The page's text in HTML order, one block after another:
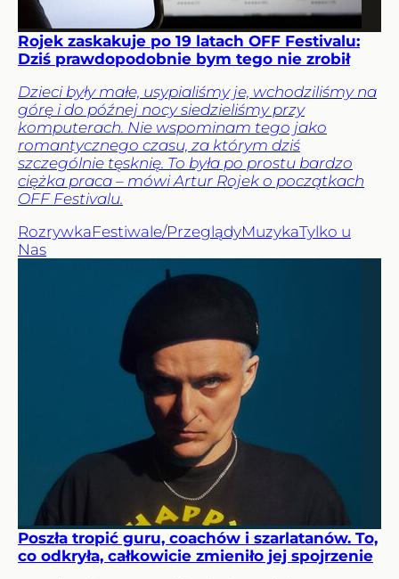
Rojek zaskakuje po 19 latach OFF Festivalu:
Dziś prawdopodobnie bym tego nie zrobił
Dzieci były małe, usypialiśmy je, wchodziliśmy na
górę i do późnej nocy siedzieliśmy przy
komputerach. Nie wspominam tego jako
romantycznego czasu, za którym dziś
szczególnie tęsknię. To była po prostu bardzo
ciężka praca – mówi Artur Rojek o początkach
OFF Festivalu.
RozrywkaFestiwale/PrzeglądyMuzykaTylko u
Nas
Poszła tropić guru, coachów i szarlatanów. To,
co odkryła, całkowicie zmieniło jej spojrzenie